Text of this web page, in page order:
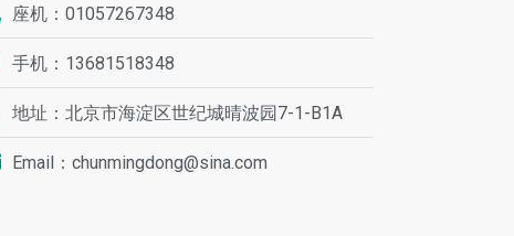
座机：01057267348
手机：13681518348
地址：北京市海淀区世纪城晴波园7-1-B1A
Email：chunmingdong@sina.com